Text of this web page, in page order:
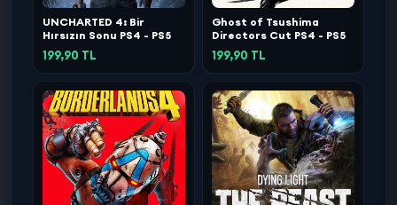
UNCHARTED 4: Bir
Hırsızın Sonu PS4 - PS5
199,90 TL
Ghost of Tsushima
Directors Cut PS4 - PS5
199,90 TL